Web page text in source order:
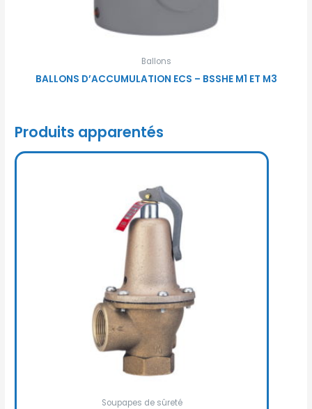
Ballons
BALLONS D’ACCUMULATION ECS – BSSHE M1 ET M3
Produits apparentés
Soupapes de sûreté